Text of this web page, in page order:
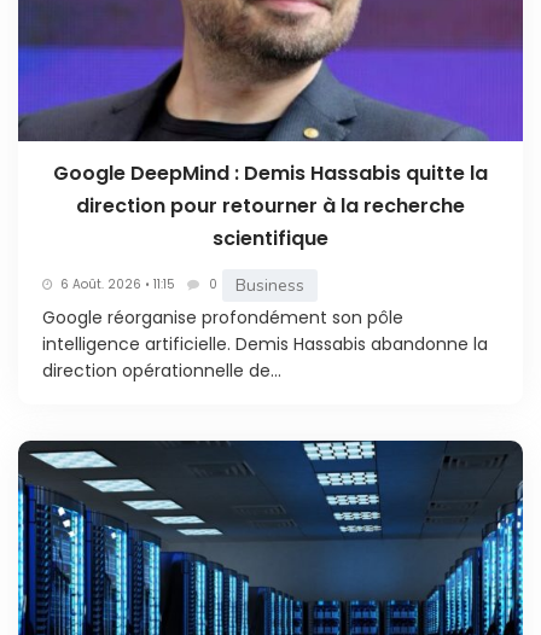
Google DeepMind : Demis Hassabis quitte la
direction pour retourner à la recherche
scientifique
6 Août. 2026 • 11:15 0 Business
Google réorganise profondément son pôle
intelligence artificielle. Demis Hassabis abandonne la
direction opérationnelle de...